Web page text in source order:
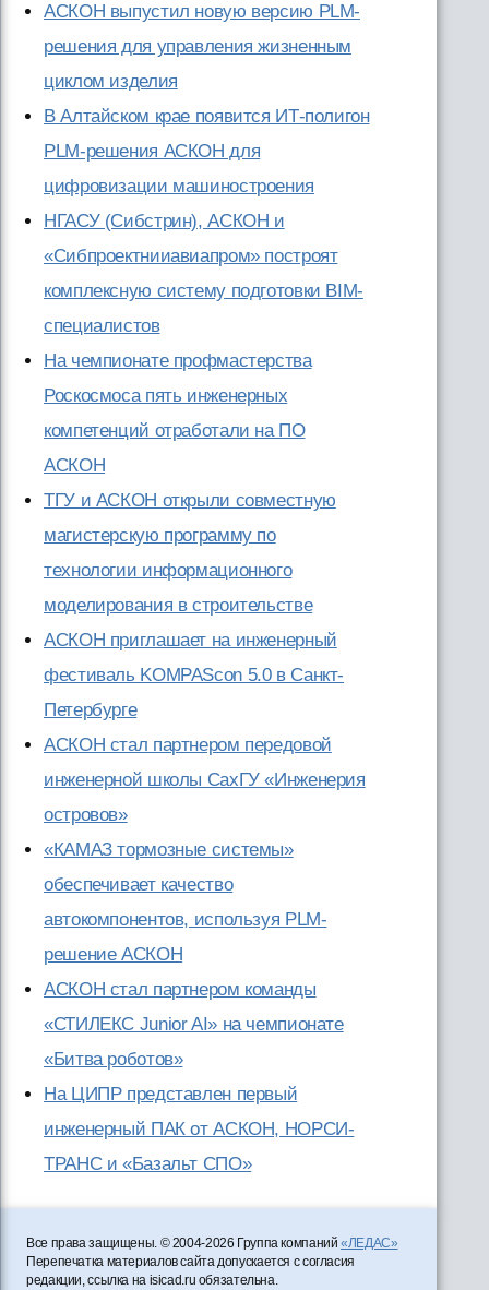
АСКОН выпустил новую версию PLM-
решения для управления жизненным
циклом изделия
В Алтайском крае появится ИТ-полигон
PLM-решения АСКОН для
цифровизации машиностроения
НГАСУ (Сибстрин), АСКОН и
«Сибпроектнииавиапром» построят
комплексную систему подготовки BIM-
специалистов
На чемпионате профмастерства
Роскосмоса пять инженерных
компетенций отработали на ПО
АСКОН
ТГУ и АСКОН открыли совместную
магистерскую программу по
технологии информационного
моделирования в строительстве
АСКОН приглашает на инженерный
фестиваль KOMPAScon 5.0 в Санкт-
Петербурге
АСКОН стал партнером передовой
инженерной школы СахГУ «Инженерия
островов»
«КАМАЗ тормозные системы»
обеспечивает качество
автокомпонентов, используя PLM-
решение АСКОН
АСКОН стал партнером команды
«СТИЛЕКС Junior AI» на чемпионате
«Битва роботов»
На ЦИПР представлен первый
инженерный ПАК от АСКОН, НОРСИ-
ТРАНС и «Базальт СПО»
Все права защищены. © 2004-2026 Группа компаний«ЛЕДАС»
Перепечатка материалов сайта допускается с согласия
редакции, ссылка на isicad.ru обязательна.